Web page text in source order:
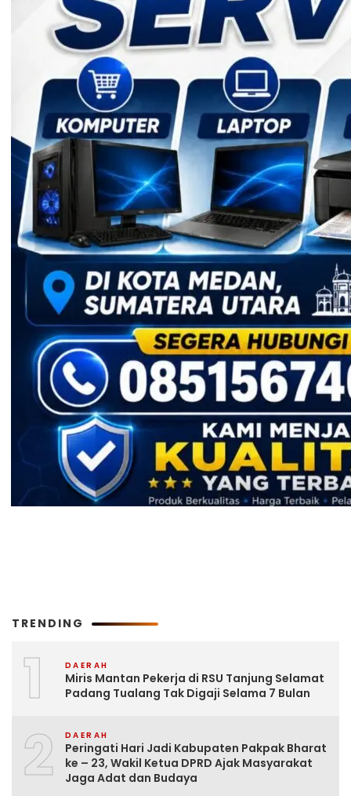
TRENDING
1 DAERAH
Miris Mantan Pekerja di RSU Tanjung Selamat
Padang Tualang Tak Digaji Selama 7 Bulan
2 DAERAH
Peringati Hari Jadi Kabupaten Pakpak Bharat
ke – 23, Wakil Ketua DPRD Ajak Masyarakat
Jaga Adat dan Budaya